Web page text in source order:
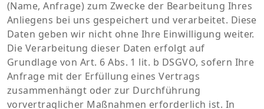
(Name, Anfrage) zum Zwecke der Bearbeitung Ihres
Anliegens bei uns gespeichert und verarbeitet. Diese
Daten geben wir nicht ohne Ihre Einwilligung weiter.
Die Verarbeitung dieser Daten erfolgt auf
Grundlage von Art. 6 Abs. 1 lit. b DSGVO, sofern Ihre
Anfrage mit der Erfüllung eines Vertrags
zusammenhängt oder zur Durchführung
vorvertraglicher Maßnahmen erforderlich ist. In